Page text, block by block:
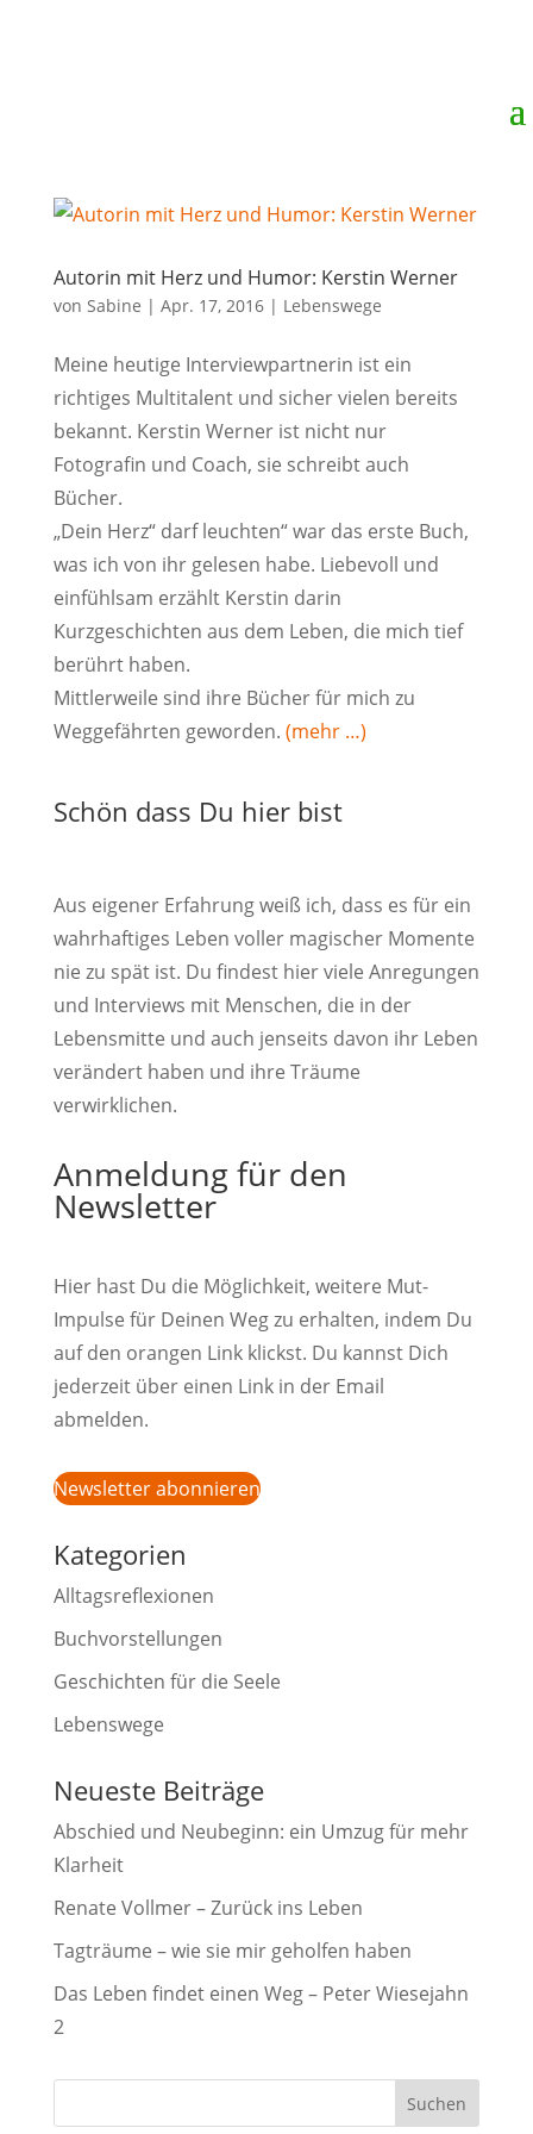
Autorin mit Herz und Humor: Kerstin Werner
von Sabine | Apr. 17, 2016| Lebenswege
Meine heutige Interviewpartnerin ist ein
richtiges Multitalent und sicher vielen bereits
bekannt. Kerstin Werner ist nicht nur
Fotografin und Coach, sie schreibt auch
Bücher.
„Dein Herz“ darf leuchten“ war das erste Buch,
was ich von ihr gelesen habe. Liebevoll und
einfühlsam erzählt Kerstin darin
Kurzgeschichten aus dem Leben, die mich tief
berührt haben.
Mittlerweile sind ihre Bücher für mich zu
Weggefährten geworden. (mehr …)
Schön dass Du hier bist
Aus eigener Erfahrung weiß ich, dass es für ein
wahrhaftiges Leben voller magischer Momente
nie zu spät ist. Du findest hier viele Anregungen
und Interviews mit Menschen, die in der
Lebensmitte und auch jenseits davon ihr Leben
verändert haben und ihre Träume
verwirklichen.
Anmeldung für den
Newsletter
Hier hast Du die Möglichkeit, weitere Mut-
Impulse für Deinen Weg zu erhalten, indem Du
auf den orangen Link klickst. Du kannst Dich
jederzeit über einen Link in der Email
abmelden.
Newsletter abonnieren
Kategorien
Alltagsreflexionen
Buchvorstellungen
Geschichten für die Seele
Lebenswege
Neueste Beiträge
Abschied und Neubeginn: ein Umzug für mehr
Klarheit
Renate Vollmer – Zurück ins Leben
Tagträume – wie sie mir geholfen haben
Das Leben findet einen Weg – Peter Wiesejahn
2